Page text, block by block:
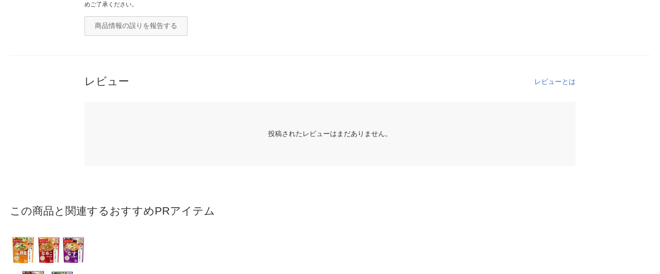
めご了承ください。
商品情報の誤りを報告する
レビュー レビューとは
投稿されたレビューはまだありません。
この商品と関連するおすすめPRアイテム